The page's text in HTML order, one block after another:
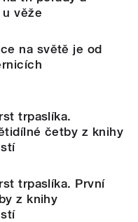
věže
na světě je od
trpaslíka.
četby z knihy
trpaslíka. První
z knihy